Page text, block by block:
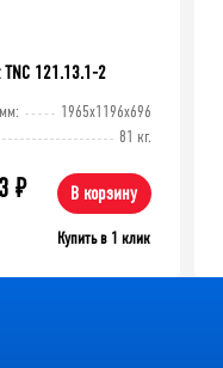
TNC 121.13.1-2
1965x1196x696
81 кг.
₽ В корзину
Купить в 1 клик